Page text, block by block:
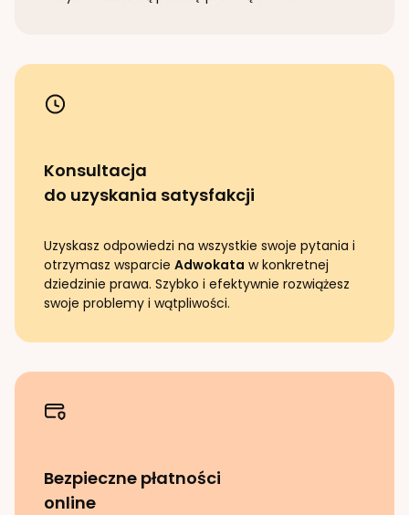
Konsultacja
do uzyskania satysfakcji
Uzyskasz odpowiedzi na wszystkie swoje pytania i
otrzymasz wsparcie Adwokata w konkretnej
dziedzinie prawa. Szybko i efektywnie rozwiążesz
swoje problemy i wątpliwości.
Bezpieczne płatności
online